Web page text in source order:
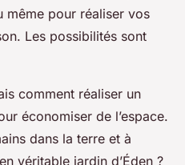
même pour réaliser vos
Les possibilités sont
comment réaliser un
économiser de l’espace.
dans la terre et à
véritable jardin d’Éden ?